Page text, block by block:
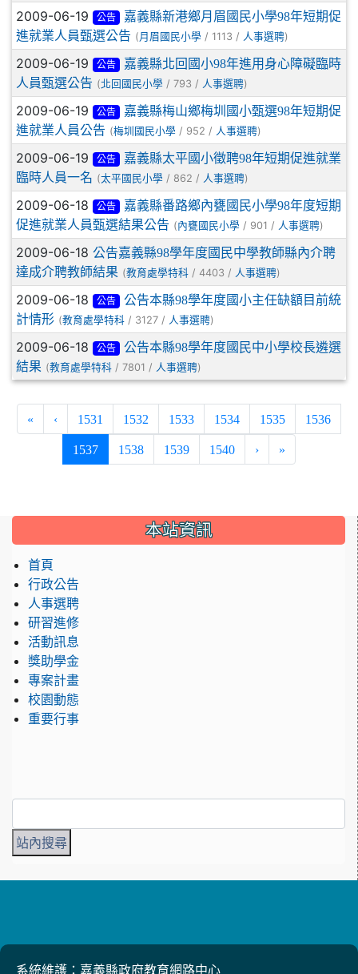
2009-06-19 公告
嘉義縣新港鄉月眉國民小學98年短期促
進就業人員甄選公告 ( 月眉國民小學 / 1113 / 人事選聘)
2009-06-19 公告
嘉義縣北回國小98年進用身心障礙臨時
人員甄選公告 (北回國民小學 / 793 / 人事選聘)
2009-06-19 公告
嘉義縣梅山鄉梅圳國小甄選98年短期促
進就業人員公告 (梅圳國民小學 / 952 / 人事選聘)
2009-06-19 公告
嘉義縣太平國小徵聘98年短期促進就業
臨時人員一名 (太平國民小學 / 862 / 人事選聘)
2009-06-18 公告
嘉義縣番路鄉內甕國民小學98年度短期
促進就業人員甄選結果公告 (內甕國民小學 / 901 / 人事選聘)
2009-06-18 公告嘉義縣98學年度國民中學教師縣內介聘
達成介聘教師結果 (教育處學特科 / 4403 / 人事選聘)
2009-06-18 公告
公告本縣98學年度國小主任缺額目前統
計情形 (教育處學特科 / 3127 / 人事選聘)
2009-06-18 公告
公告本縣98學年度國民中小學校長遴選
結果 (教育處學特科 / 7801 / 人事選聘)
« ‹ 1531 1532 1533 1534 1535 1536
1537(current)
1538 1539 1540 › »
::: 本站資訊
首頁
行政公告
人事選聘
研習進修
活動訊息
獎助學金
專案計畫
校園動態
重要行事
系統維護：嘉義縣政府教育網路中心